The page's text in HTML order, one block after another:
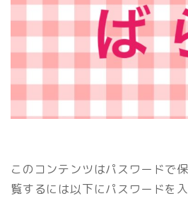
このコンテンツはパスワードで
覧するには以下にパスワードを